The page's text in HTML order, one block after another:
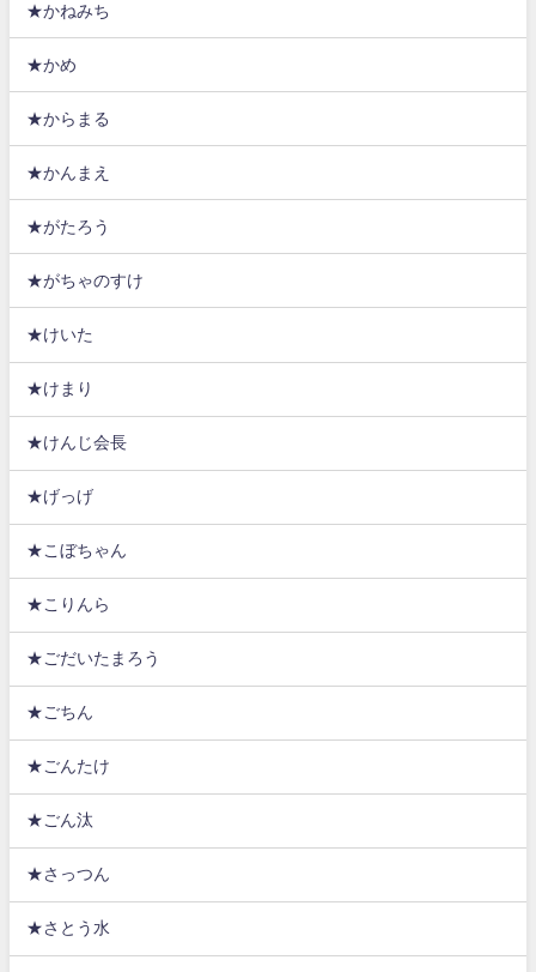
★かねみち
★かめ
★からまる
★かんまえ
★がたろう
★がちゃのすけ
★けいた
★けまり
★けんじ会長
★げっげ
★こぼちゃん
★こりんら
★ごだいたまろう
★ごちん
★ごんたけ
★ごん汰
★さっつん
★さとう水